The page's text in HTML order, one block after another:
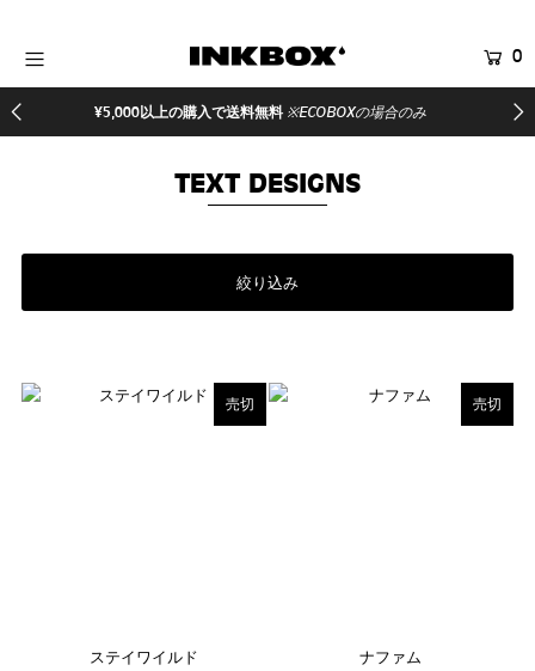
0
¥5,000以上の購入で送料無料 ※ECOBOXの場合のみ
TEXT DESIGNS
絞り込み
売切
ステイワイルド
売切
ナファム
HOME